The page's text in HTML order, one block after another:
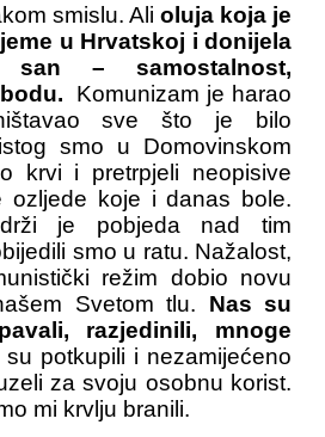
smislu. Ali oluja koja je
u Hrvatskoj i donijela
san – samostalnost,
Komunizam je harao
sve što je bilo
smo u Domovinskom
krvi i pretrpjeli neopisive
ozljede koje i danas bole.
je pobjeda nad tim
smo u ratu. Nažalost,
režim dobio novu
Svetom tlu. Nas su
razjedinili, mnoge
su potkupili i nezamijećeno
za svoju osobnu korist.
mi krvlju branili.